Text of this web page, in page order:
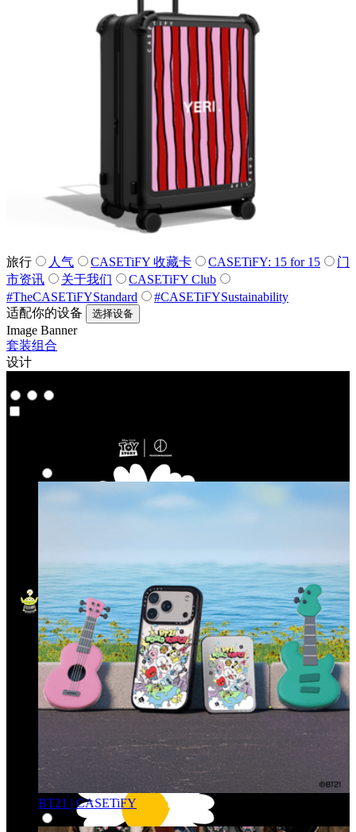
旅行 人气 CASETiFY 收藏卡 CASETiFY: 15 for 15
门
市资讯
关于我们
CASETiFY Club
#TheCASETiFYStandard
#CASETiFYSustainability
适配你的设备
选择设备
Image Banner
套装组合
设计
BT21 | CASETiFY